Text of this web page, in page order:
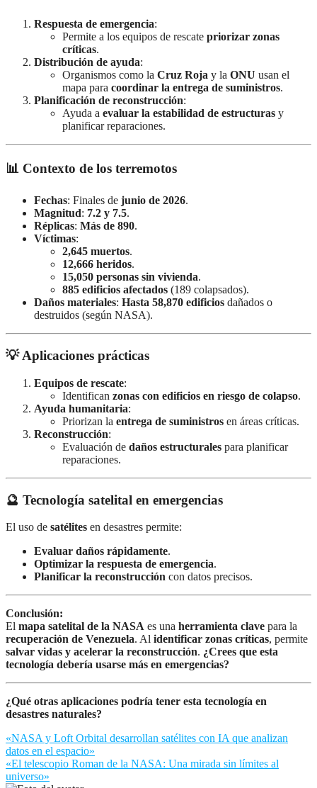
Respuesta de emergencia:
Permite a los equipos de rescate priorizar zonas
críticas.
Distribución de ayuda:
Organismos como la Cruz Roja y la ONU usan el
mapa para coordinar la entrega de suministros.
Planificación de reconstrucción:
Ayuda a evaluar la estabilidad de estructuras y
planificar reparaciones.
📊 Contexto de los terremotos
Fechas: Finales de junio de 2026.
Magnitud: 7.2 y 7.5.
Réplicas: Más de 890.
Víctimas:
2,645 muertos.
12,666 heridos.
15,050 personas sin vivienda.
885 edificios afectados (189 colapsados).
Daños materiales: Hasta 58,870 edificios dañados o
destruidos (según NASA).
💡 Aplicaciones prácticas
Equipos de rescate:
Identifican zonas con edificios en riesgo de colapso.
Ayuda humanitaria:
Priorizan la entrega de suministros en áreas críticas.
Reconstrucción:
Evaluación de daños estructurales para planificar
reparaciones.
🔮 Tecnología satelital en emergencias
El uso de satélites en desastres permite:
Evaluar daños rápidamente.
Optimizar la respuesta de emergencia.
Planificar la reconstrucción con datos precisos.
Conclusión:
El mapa satelital de la NASA es una herramienta clave para la
recuperación de Venezuela. Al identificar zonas críticas, permite
salvar vidas y acelerar la reconstrucción. ¿Crees que esta
tecnología debería usarse más en emergencias?
¿Qué otras aplicaciones podría tener esta tecnología en
desastres naturales?
Navegación
de
entradas
«NASA y Loft Orbital desarrollan satélites con IA que analizan
datos en el espacio»
«El telescopio Roman de la NASA: Una mirada sin límites al
universo»